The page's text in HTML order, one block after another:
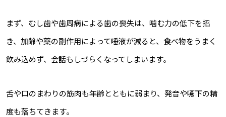
まず、むし歯や歯周病による歯の喪失は、噛む力の低下を招
き、加齢や薬の副作用によって唾液が減ると、食べ物をうまく
飲み込めず、会話もしづらくなってしまいます。
舌や口のまわりの筋肉も年齢とともに弱まり、発音や嚥下の精
度も落ちてきます。